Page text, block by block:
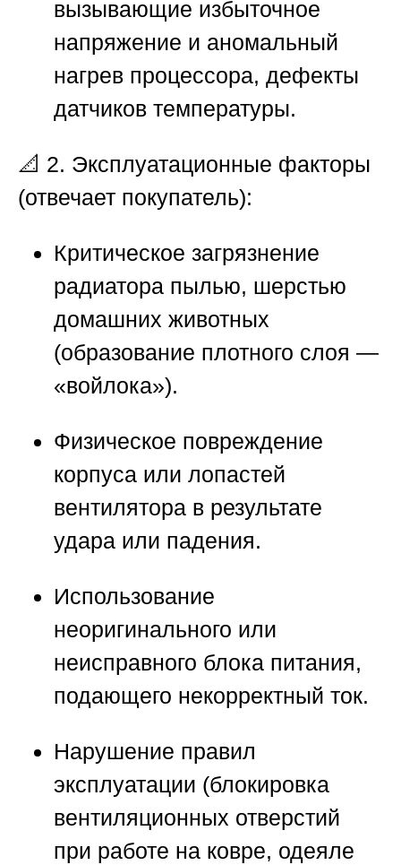
вызывающие избыточное
напряжение и аномальный
нагрев процессора, дефекты
датчиков температуры.
📐 2. Эксплуатационные факторы
(отвечает покупатель):
Критическое загрязнение
радиатора пылью, шерстью
домашних животных
(образование плотного слоя —
«войлока»).
Физическое повреждение
корпуса или лопастей
вентилятора в результате
удара или падения.
Использование
неоригинального или
неисправного блока питания,
подающего некорректный ток.
Нарушение правил
эксплуатации (блокировка
вентиляционных отверстий
при работе на ковре, одеяле